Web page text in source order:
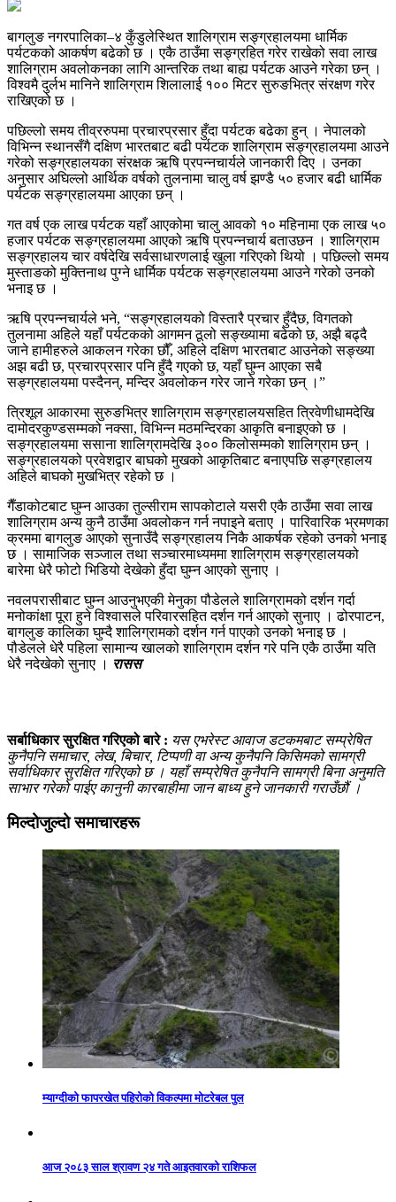
बागलुङ नगरपालिका–४ कुँडुलेस्थित शालिग्राम सङ्ग्रहालयमा धार्मिक
पर्यटकको आकर्षण बढेको छ । एकै ठाउँमा सङ्ग्रहित गरेर राखेको सवा लाख
शालिग्राम अवलोकनका लागि आन्तरिक तथा बाह्य पर्यटक आउने गरेका छन् ।
विश्वमै दुर्लभ मानिने शालिग्राम शिलालाई १०० मिटर सुरुङभित्र संरक्षण गरेर
राखिएको छ ।
पछिल्लो समय तीव्ररुपमा प्रचारप्रसार हुँदा पर्यटक बढेका हुन् । नेपालको
विभिन्न स्थानसँगै दक्षिण भारतबाट बढी पर्यटक शालिग्राम सङ्ग्रहालयमा आउने
गरेको सङ्ग्रहालयका संरक्षक ऋषि प्रपन्नचार्यले जानकारी दिए । उनका
अनुसार अघिल्लो आर्थिक वर्षको तुलनामा चालु वर्ष झण्डै ५० हजार बढी धार्मिक
पर्यटक सङ्ग्रहालयमा आएका छन् ।
गत वर्ष एक लाख पर्यटक यहाँ आएकोमा चालु आवको १० महिनामा एक लाख ५०
हजार पर्यटक सङ्ग्रहालयमा आएको ऋषि प्रपन्नचार्य बताउछन । शालिग्राम
सङ्ग्रहालय चार वर्षदेखि सर्वसाधारणलाई खुला गरिएको थियो । पछिल्लो समय
मुस्ताङको मुक्तिनाथ पुग्ने धार्मिक पर्यटक सङ्ग्रहालयमा आउने गरेको उनको
भनाइ छ ।
ऋषि प्रपन्नचार्यले भने, “सङ्ग्रहालयको विस्तारै प्रचार हुँदैछ, विगतको
तुलनामा अहिले यहाँ पर्यटकको आगमन ठूलो सङ्ख्यामा बढेको छ, अझै बढ्दै
जाने हामीहरुले आकलन गरेका छौँ, अहिले दक्षिण भारतबाट आउनेको सङ्ख्या
अझ बढी छ, प्रचारप्रसार पनि हुँदै गएको छ, यहाँ घुम्न आएका सबै
सङ्ग्रहालयमा पस्दैनन्, मन्दिर अवलोकन गरेर जाने गरेका छन् ।”
त्रिशूल आकारमा सुरुङभित्र शालिग्राम सङ्ग्रहालयसहित त्रिवेणीधामदेखि
दामोदरकुण्डसम्मको नक्सा, विभिन्न मठमन्दिरका आकृति बनाइएको छ ।
सङ्ग्रहालयमा ससाना शालिग्रामदेखि ३०० किलोसम्मको शालिग्राम छन् ।
सङ्ग्रहालयको प्रवेशद्वार बाघको मुखको आकृतिबाट बनाएपछि सङ्ग्रहालय
अहिले बाघको मुखभित्र रहेको छ ।
गैँडाकोटबाट घुम्न आउका तुल्सीराम सापकोटाले यसरी एकै ठाउँमा सवा लाख
शालिग्राम अन्य कुनै ठाउँमा अवलोकन गर्न नपाइने बताए । पारिवारिक भ्रमणका
क्रममा बागलुङ आएको सुनाउँदै सङ्ग्रहालय निकै आकर्षक रहेको उनको भनाइ
छ । सामाजिक सञ्जाल तथा सञ्चारमाध्यममा शालिग्राम सङ्ग्रहालयको
बारेमा धेरै फोटो भिडियो देखेको हुँदा घुम्न आएको सुनाए ।
नवलपरासीबाट घुम्न आउनुभएकी मेनुका पौडेलले शालिग्रामको दर्शन गर्दा
मनोकांक्षा पूरा हुने विश्वासले परिवारसहित दर्शन गर्न आएको सुनाए । ढोरपाटन,
बागलुङ कालिका घुम्दै शालिग्रामको दर्शन गर्न पाएको उनको भनाइ छ ।
पौडेलले धेरै पहिला सामान्य खालको शालिग्राम दर्शन गरे पनि एकै ठाउँमा यति
धेरै नदेखेको सुनाए । रासस
सर्बाधिकार सुरक्षित गरिएको बारे : यस एभरेस्ट आवाज डटकमबाट सम्प्रेषित
कुनैपनि समाचार, लेख, बिचार, टिप्पणी वा अन्य कुनैपनि किसिमको सामग्री
सर्वाधिकार सुरक्षित गरिएको छ । यहाँ सम्प्रेषित कुनैपनि सामग्री बिना अनुमति
साभार गरेको पाईए कानुनी कारबाहीमा जान बाध्य हुने जानकारी गराउँछौं ।
मिल्दोजुल्दो समाचारहरू
म्याग्दीको फापरखेत पहिरोको विकल्पमा मोटरेबल पुल
आज २०८३ साल श्रावण २४ गते आइतवारको राशिफल